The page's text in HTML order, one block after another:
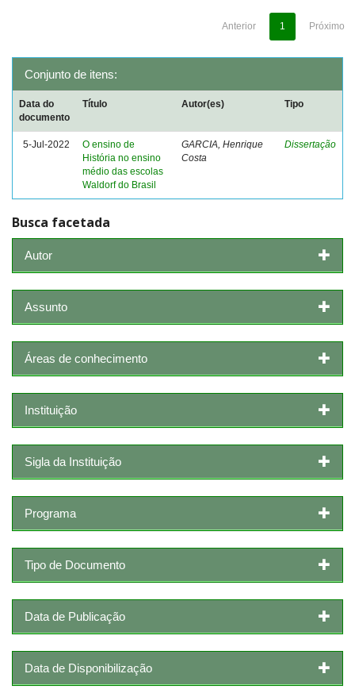
Anterior 1 Próximo
Conjunto de itens:
Data do
documento
Título Autor(es) Tipo
5-Jul-2022
O ensino de
História no ensino
médio das escolas
Waldorf do Brasil
GARCIA, Henrique
Costa
Dissertação
Busca facetada
Autor
Assunto
Áreas de conhecimento
Instituição
Sigla da Instituição
Programa
Tipo de Documento
Data de Publicação
Data de Disponibilização